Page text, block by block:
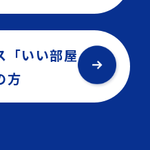
「いい部屋
方